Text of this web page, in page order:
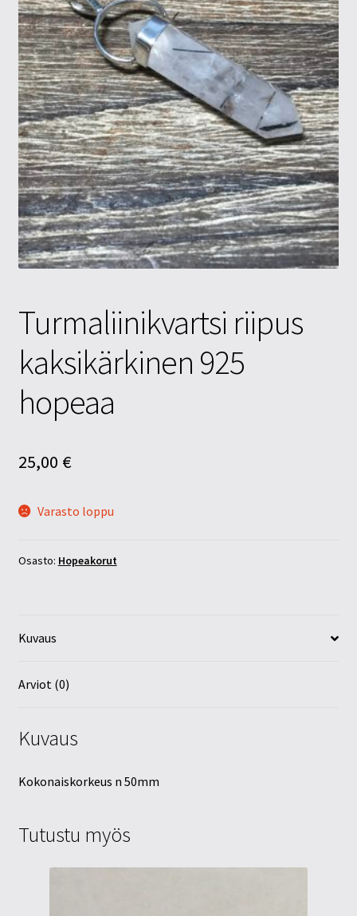
Tietosuojaseloste
Tuotteet
Yritysinfo
Turmaliinikvartsi riipus
kaksikärkinen 925
hopeaa
25,00 €
Varasto loppu
Osasto: Hopeakorut
Kuvaus
Arviot (0)
Kuvaus
Kokonaiskorkeus n 50mm
Tutustu myös